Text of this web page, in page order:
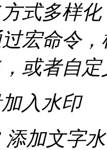
式多样
宏命令
或者自
入水印
添加文字